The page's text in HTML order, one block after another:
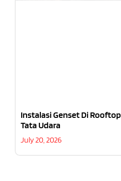
Instalasi Genset Di
Tata Udara
July 20, 2026